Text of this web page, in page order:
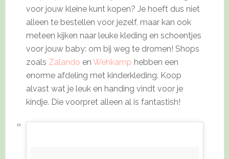
voor jouw kleine kunt kopen? Je hoeft dus niet
alleen te bestellen voor jezelf, maar kan ook
meteen kijken naar leuke kleding en schoentjes
voor jouw baby: om bij weg te dromen! Shops
zoals Zalando en Wehkamp hebben een
enorme afdeling met kinderkleding. Koop
alvast wat je leuk en handing vindt voor je
kindje. Die voorpret alleen al is fantastish!